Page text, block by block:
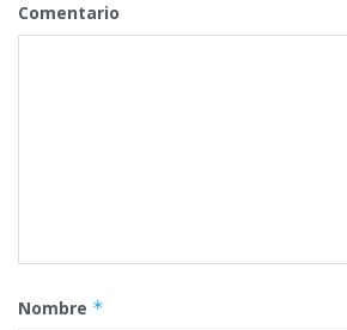
Comentario
Nombre *